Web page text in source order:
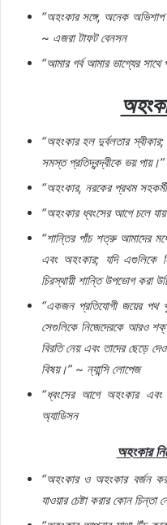
“অহংকার সঙ্গে, অনেক অভিশাপ
~ এজরা টাফট বেনসন
“আমার গর্ব আমার ভাগ্যের সাথে
“অহংকার হল দুর্বলতার স্বীকার;
সমস্ত প্রতিদ্বন্দ্বীকে ভয় পায়।
“অহংকার, নরকের প্রথম সহকর্মী
“অহংকার ধ্বংসের আগে চলে
“শান্তির পাঁচ শত্রু আমাদের
এবং অহংকার; যদি এগুলিকে
চিরস্থায়ী শান্তি উপভোগ করা
“একজন প্রতিযোগী জয়ের পথ
সেগুলিকে নিজেদেরকে আরও
বিরতি নেয় এবং তাদের ছেড়ে
বিষয়।” ~ ন্যান্সি লোপেজ
“ধ্বংসের আগে অহংকার এবং
অ্যাডিসন
অহংকার
“অহংকার ও অহংকার বর্জন কর
যাওয়ার চেষ্টা করার কোন চিন্তা